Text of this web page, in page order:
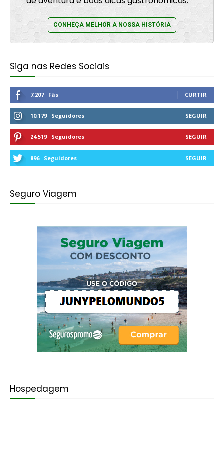
CONHEÇA MELHOR A NOSSA HISTÓRIA
Siga nas Redes Sociais
7,207 Fãs CURTIR
10,179 Seguidores SEGUIR
24,519 Seguidores SEGUIR
896 Seguidores SEGUIR
Seguro Viagem
Hospedagem